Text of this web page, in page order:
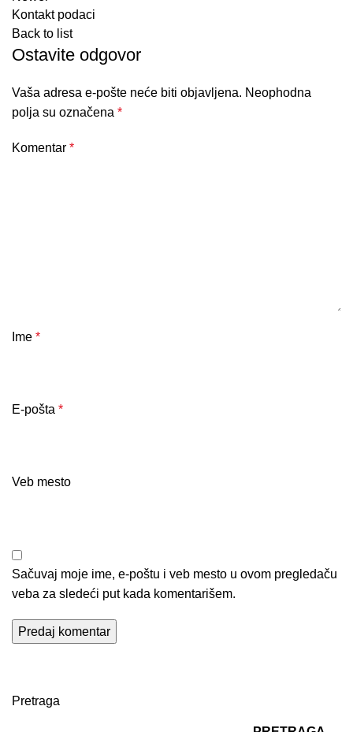
Kontakt podaci
Back to list
Ostavite odgovor
Vaša adresa e-pošte neće biti objavljena. Neophodna
polja su označena *
Komentar *
Ime *
E-pošta *
Veb mesto
Sačuvaj moje ime, e-poštu i veb mesto u ovom pregledaču
veba za sledeći put kada komentarišem.
Pretraga